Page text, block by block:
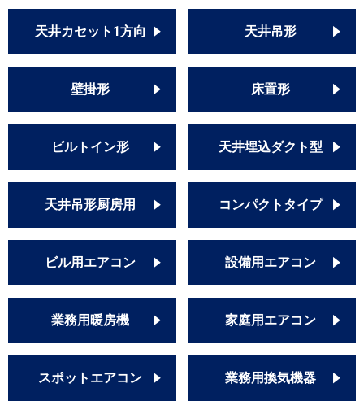
天井カセット1方向 天井吊形
壁掛形 床置形
ビルトイン形 天井埋込ダクト型
天井吊形厨房用 コンパクトタイプ
ビル用エアコン 設備用エアコン
業務用暖房機 家庭用エアコン
スポットエアコン 業務用換気機器